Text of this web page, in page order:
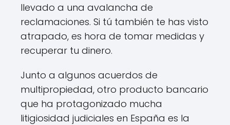
llevado a una avalancha de
reclamaciones. Si tú también te has visto
atrapado, es hora de tomar medidas y
recuperar tu dinero.
Junto a algunos acuerdos de
multipropiedad, otro producto bancario
que ha protagonizado mucha
litigiosidad judiciales en España es la